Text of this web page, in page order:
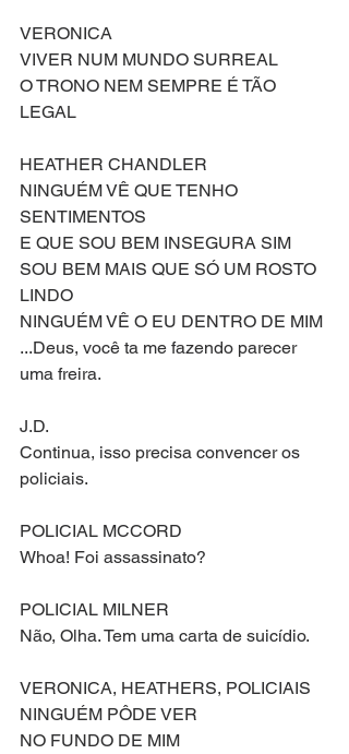
VERONICA
VIVER NUM MUNDO SURREAL
O TRONO NEM SEMPRE É TÃO
LEGAL
HEATHER CHANDLER
NINGUÉM VÊ QUE TENHO
SENTIMENTOS
E QUE SOU BEM INSEGURA SIM
SOU BEM MAIS QUE SÓ UM ROSTO
LINDO
NINGUÉM VÊ O EU DENTRO DE MIM
...Deus, você ta me fazendo parecer
uma freira.
J.D.
Continua, isso precisa convencer os
policiais.
POLICIAL MCCORD
Whoa! Foi assassinato?
POLICIAL MILNER
Não, Olha. Tem uma carta de suicídio.
VERONICA, HEATHERS, POLICIAIS
NINGUÉM PÔDE VER
NO FUNDO DE MIM